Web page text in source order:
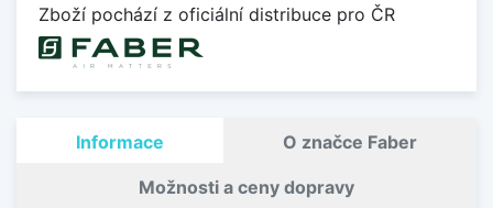
Zboží pochází z oficiální distribuce pro ČR
Informace O značce Faber
Možnosti a ceny dopravy